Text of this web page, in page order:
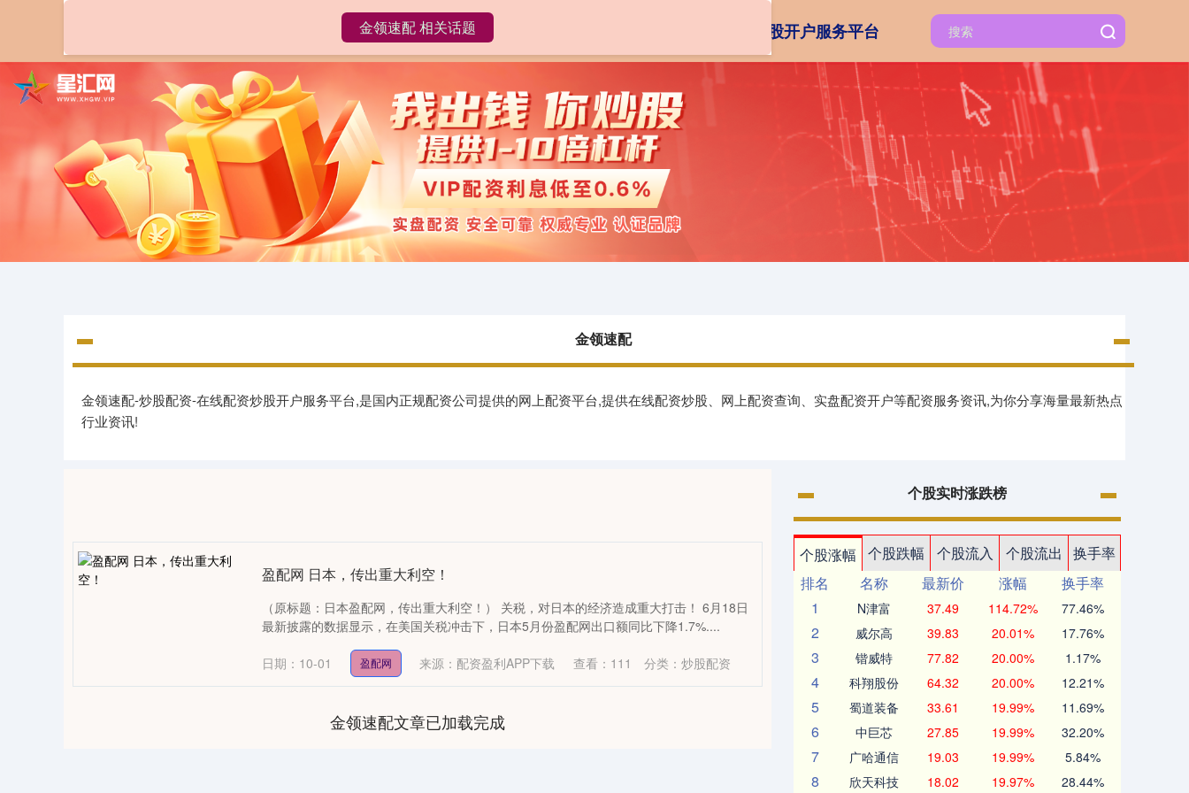
金领速配 在线配资炒股开户服务平台
金领速配
金领速配-炒股配资-在线配资炒股开户服务平台,是国内正规配资公司提供的网上配资平台,提供在线配资炒股、网上配资查询、实盘配资开户等配资服务资讯,为你分享海量最新热点
行业资讯!
金领速配 相关话题
盈配网 日本，传出重大利空！
（原标题：日本盈配网，传出重大利空！） 关税，对日本的经济造成重大打击！ 6月18日
最新披露的数据显示，在美国关税冲击下，日本5月份盈配网出口额同比下降1.7%....
日期：10-01 盈配网 来源：配资盈利APP下载 查看： 111 分类： 炒股配资
金领速配文章已加载完成
个股实时涨跌榜
个股涨幅 个股跌幅 个股流入 个股流出
换手率
排名
名称 最新价 涨幅
换手率
1
N津富 37.49 114.72% 77.46%
2 威尔高 39.83 20.01% 17.76%
3 锴威特 77.82 20.00% 1.17%
4 科翔股份 64.32 20.00% 12.21%
5 蜀道装备 33.61 19.99% 11.69%
6 中巨芯 27.85 19.99% 32.20%
7 广哈通信 19.03 19.99% 5.84%
8 欣天科技 18.02 19.97% 28.44%